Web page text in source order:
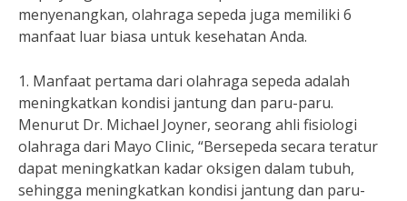
menyenangkan, olahraga sepeda juga memiliki 6
manfaat luar biasa untuk kesehatan Anda.
1. Manfaat pertama dari olahraga sepeda adalah
meningkatkan kondisi jantung dan paru-paru.
Menurut Dr. Michael Joyner, seorang ahli fisiologi
olahraga dari Mayo Clinic, “Bersepeda secara teratur
dapat meningkatkan kadar oksigen dalam tubuh,
sehingga meningkatkan kondisi jantung dan paru-